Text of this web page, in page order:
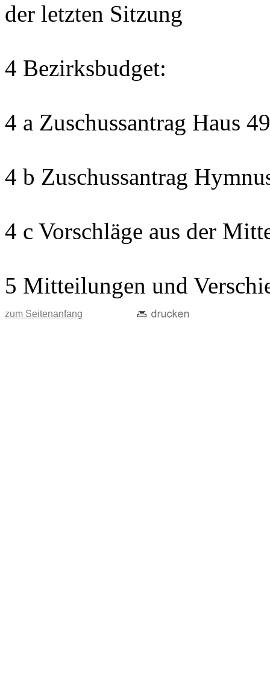
der letzten Sitzung
4 Bezirksbudget:
4 a Zuschussantrag Haus 49
4 b Zuschussantrag
4 c Vorschläge aus der
5 Mitteilungen und
zum Seitenanfang